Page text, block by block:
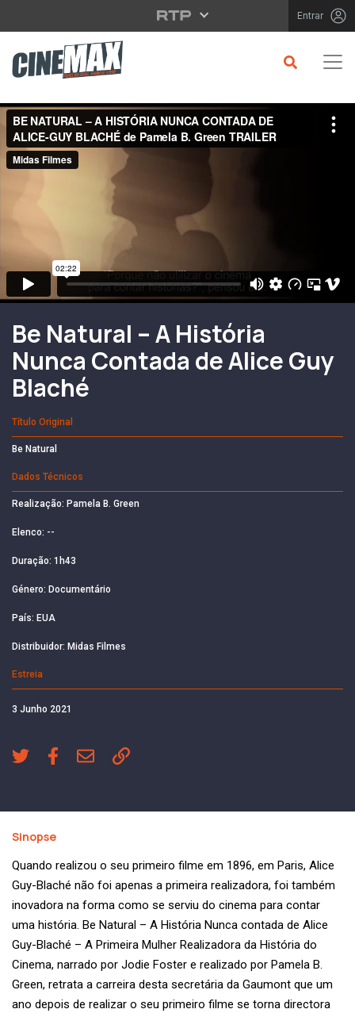
Saltar para o conteúdo principal Entrar
Filme em Cartaz
Be Natural – A História
Nunca Contada de Alice Guy
Blaché
Título Original
Be Natural
Dados Técnicos
Realização: Pamela B. Green
Elenco: --
Duração: 1h43
Género: Documentário
País: EUA
Distribuidor: Midas Filmes
Estreia
3 Junho 2021
Sinopse
Quando realizou o seu primeiro filme em 1896, em Paris, Alice
Guy-Blaché não foi apenas a primeira realizadora, foi também
inovadora na forma como se serviu do cinema para contar
uma história. Be Natural – A História Nunca contada de Alice
Guy-Blaché – A Primeira Mulher Realizadora da História do
Cinema, narrado por Jodie Foster e realizado por Pamela B.
Green, retrata a carreira desta secretária da Gaumont que um
ano depois de realizar o seu primeiro filme se torna directora